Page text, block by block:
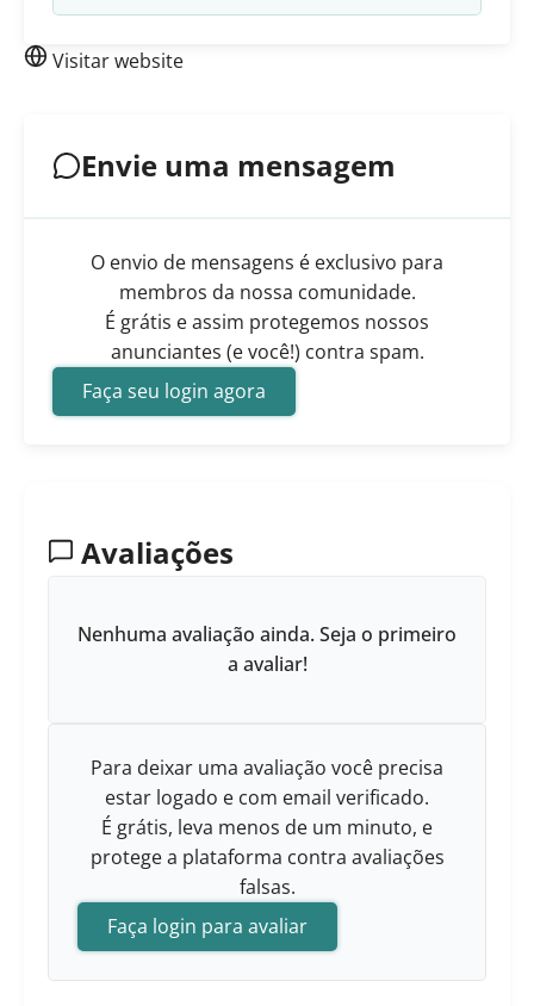
Visitar website
Envie uma mensagem
O envio de mensagens é exclusivo para
membros da nossa comunidade.
É grátis e assim protegemos nossos
anunciantes (e você!) contra spam.
Faça seu login agora
Avaliações
Nenhuma avaliação ainda. Seja o primeiro
a avaliar!
Para deixar uma avaliação você precisa
estar logado e com email verificado.
É grátis, leva menos de um minuto, e
protege a plataforma contra avaliações
falsas.
Faça login para avaliar